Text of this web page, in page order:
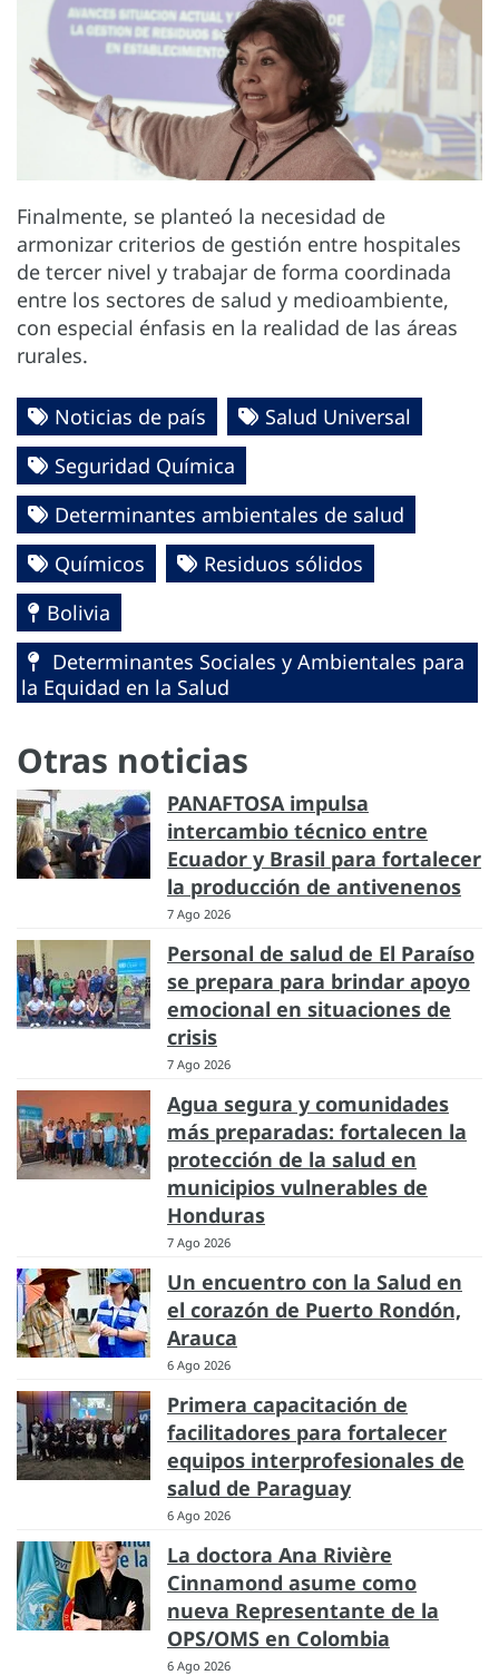
Finalmente, se planteó la necesidad de
armonizar criterios de gestión entre hospitales
de tercer nivel y trabajar de forma coordinada
entre los sectores de salud y medioambiente,
con especial énfasis en la realidad de las áreas
rurales.
Noticias de país
Salud Universal
Seguridad Química
Determinantes ambientales de salud
Químicos
Residuos sólidos
Bolivia
Determinantes Sociales y Ambientales para
la Equidad en la Salud
Otras noticias
PANAFTOSA impulsa
intercambio técnico entre
Ecuador y Brasil para fortalecer
la producción de antivenenos
7 Ago 2026
Personal de salud de El Paraíso
se prepara para brindar apoyo
emocional en situaciones de
crisis
7 Ago 2026
Agua segura y comunidades
más preparadas: fortalecen la
protección de la salud en
municipios vulnerables de
Honduras
7 Ago 2026
Un encuentro con la Salud en
el corazón de Puerto Rondón,
Arauca
6 Ago 2026
Primera capacitación de
facilitadores para fortalecer
equipos interprofesionales de
salud de Paraguay
6 Ago 2026
La doctora Ana Rivière
Cinnamond asume como
nueva Representante de la
OPS/OMS en Colombia
6 Ago 2026